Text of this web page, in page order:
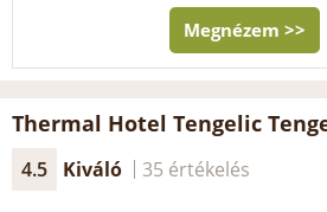
Megnézem >>
Thermal Hotel Tengelic
4.5 Kiváló 35 értékelés